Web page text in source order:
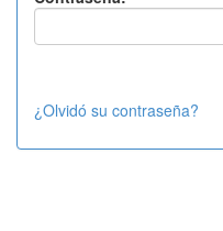
¿Olvidó su contraseña?